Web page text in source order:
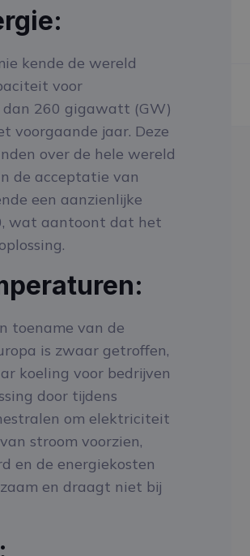
kende de wereld
voor
dan 260 gigawatt (GW)
voorgaande jaar. Deze
over de hele wereld
de acceptatie van
een aanzienlijke
wat aantoont dat het
oplossing.
toename van de
is zwaar getroffen,
koeling voor bedrijven
door tijdens
om elektriciteit
stroom voorzien,
en de energiekosten
en draagt niet bij